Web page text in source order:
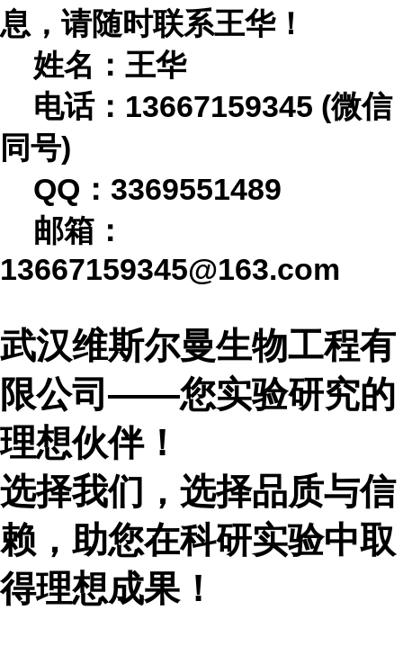
息，请随时联系王华！
姓名：王华
电话： 13667159345 (微信
同号)
QQ：3369551489
邮箱：
13667159345@163.com
武汉维斯尔曼生物工程有
限公司 ——您实验研究的
理想伙伴！
选择我们，选择品质与信
赖，助您在科研实验中取
得理想成果！